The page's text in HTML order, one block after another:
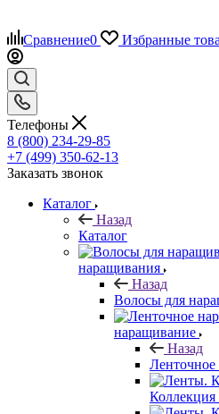
Сравнение0 Избранные
Телефоны
8 (800) 234-29-85
+7 (499) 350-62-13
Заказать звонок
Каталог
Назад
Каталог
наращивания
Назад
Волосы для
наращивание
Назад
Коллекция